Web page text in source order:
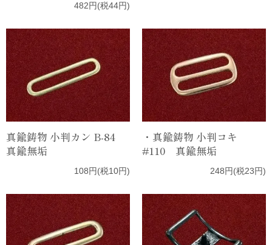
482円(税44円)
真鍮鋳物 小判カン B-84
真鍮無垢
108円(税10円)
・真鍮鋳物 小判コキ
#110 真鍮無垢
248円(税23円)